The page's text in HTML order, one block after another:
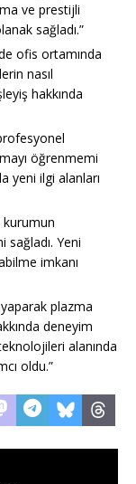
ve prestijli
sağladı.”
ofis ortamında
nasıl
hakkında
öğrenmemi
yeni ilgi alanları
kurumun
Yeni
imkanı
plazma
deneyim
alanında
oldu.”